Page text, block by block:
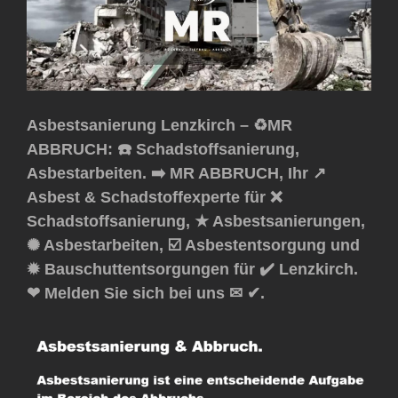
Asbestsanierung Lenzkirch – ♻️MR
ABBRUCH: ☎️ Schadstoffsanierung,
Asbestarbeiten. ➡️ MR ABBRUCH, Ihr ↗️
Asbest & Schadstoffexperte für ❌
Schadstoffsanierung, ★ Asbestsanierungen,
✺ Asbestarbeiten, ☑️ Asbestentsorgung und
✹ Bauschuttentsorgungen für ✔️ Lenzkirch.
❤ Melden Sie sich bei uns ✉ ✔.